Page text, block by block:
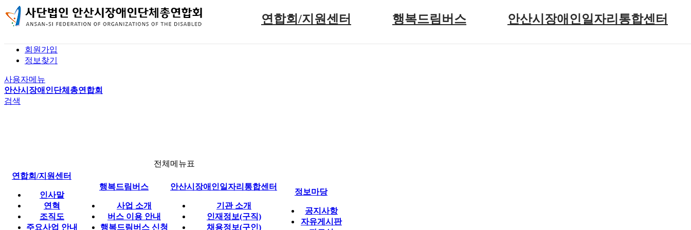
본문 바로가기
홈
회원가입
정보찾기
사용자메뉴
안산시장애인단체총연합회
검색
연합회/지원센터 행복드림버스 안산시장애인일자리통합센터
정보마당
공지사항
자료실
전체메뉴표
연합회/지원센터
인사말
연혁
조직도
주요사업 안내
행복드림버스
사업 소개
버스 이용 안내
행복드림버스 신청
안산시장애인일자리통합센터
기관 소개
인재정보(구직)
채용정보(구인)
정보마당
공지사항
자유게시판